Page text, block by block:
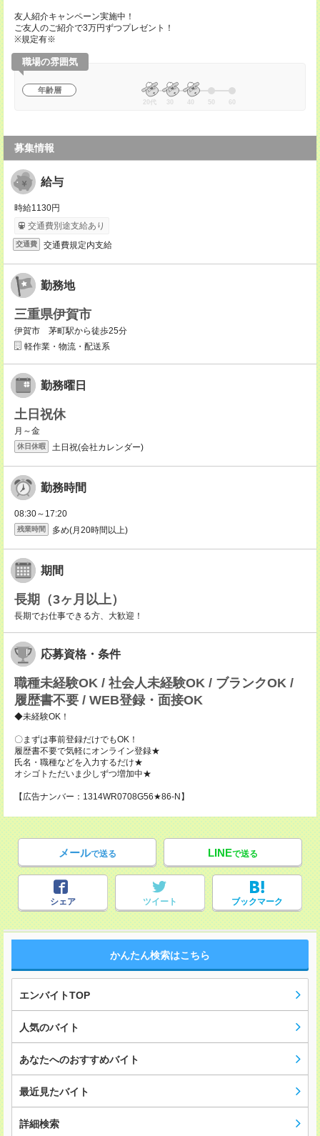
友人紹介キャンペーン実施中！
ご友人のご紹介で3万円ずつプレゼント！
※規定有※
職場の雰囲気
年齢層
20代 30 40 50 60
募集情報
給与
時給1130円
交通費別途支給あり
交通費 交通費規定内支給
勤務地
三重県伊賀市
伊賀市 茅町駅から徒歩25分
軽作業・物流・配送系
勤務曜日
土日祝休
月～金
休日休暇 土日祝(会社カレンダー)
勤務時間
08:30～17:20
残業時間 多め(月20時間以上)
期間
長期（3ヶ月以上）
長期でお仕事できる方、大歓迎！
応募資格・条件
職種未経験OK / 社会人未経験OK / ブランクOK /
履歴書不要 / WEB登録・面接OK
◆未経験OK！
〇まずは事前登録だけでもOK！
履歴書不要で気軽にオンライン登録★
氏名・職種などを入力するだけ★
オシゴトただいま少しずつ増加中★
【広告ナンバー：1314WR0708G56★86-N】
メールで送る LINEで送る
シェア ツイート ブックマーク
かんたん検索はこちら
エンバイトTOP
人気のバイト
あなたへのおすすめバイト
最近見たバイト
詳細検索